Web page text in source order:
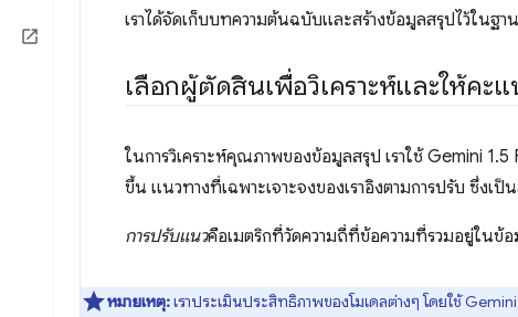
เราได้จัดเก็บบทความต้นฉบับและสร้างข้อมูลสรุปไว้ในฐ
เลือกผู้ตัดสินเพื่อวิเคราะห์และให้คะ
ในการวิเคราะห์คุณภาพของข้อมูลสรุป เราใช้ Gemini
ขึ้น แนวทางที่เฉพาะเจาะจงของเราอิงตามการปรับ ซึ่งเ
การปรับแนวคือเมตริกที่วัดความถี่ที่ข้อความที่รวมอยู่ใน
หมายเหตุ:เราประเมินประสิทธิภาพของโมเดลต่างๆ โดยใช้